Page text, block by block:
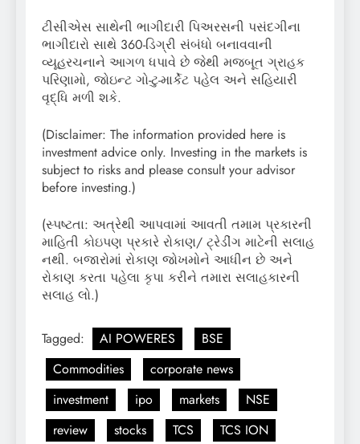
ટીસીએસ સાથેની ભાગીદારી પિઅરસની પસંદગીના
ભાગીદારો સાથે 360-ડિગ્રી સંબંધો બનાવવાની
વ્યૂહરચનાને આગળ ધપાવે છે જેથી મજબૂત ગ્રાહક
પરિણામો, જોઇન્ટ ગો-ટુ-માર્કેટ પહેલ અને સહિયારી
વૃદ્ધિ મળી શકે.
(Disclaimer: The information provided here is
investment advice only. Investing in the markets is
subject to risks and please consult your advisor
before investing.)
(સ્પષ્ટતા: અત્રેથી આપવામાં આવતી તમામ પ્રકારની
માહિતી કોઇપણ પ્રકારે રોકાણ/ ટ્રેડીંગ માટેની સલાહ
નથી. બજારોમાં રોકાણ જોખમોને આધીન છે અને
રોકાણ કરતા પહેલા કૃપા કરીને તમારા સલાહકારની
સલાહ લો.)
Tagged: AI POWERES
BSE
Commodities
corporate news
investment
ipo markets
NSE
review
stocks TCS TCS ION